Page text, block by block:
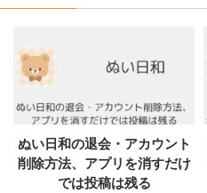
ぬい日和の退会・アカウント
削除方法、アプリを消すだけ
では投稿は残る